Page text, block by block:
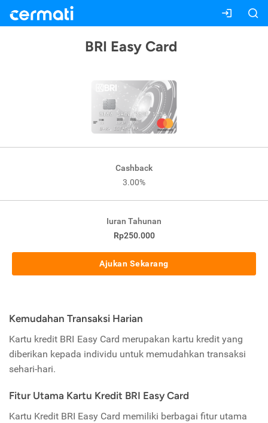
BRI Easy Card
Cashback
3.00%
Iuran Tahunan
Rp250.000
Ajukan Sekarang
Kemudahan Transaksi Harian
Kartu kredit BRI Easy Card merupakan kartu kredit yang
diberikan kepada individu untuk memudahkan transaksi
sehari-hari.
Fitur Utama Kartu Kredit BRI Easy Card
Kartu Kredit BRI Easy Card memiliki berbagai fitur utama